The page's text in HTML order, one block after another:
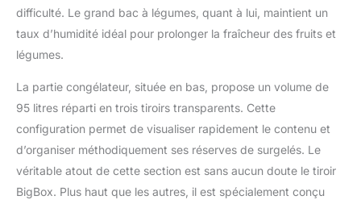
difficulté. Le grand bac à légumes, quant à lui, maintient un
taux d’humidité idéal pour prolonger la fraîcheur des fruits et
légumes.
La partie congélateur, située en bas, propose un volume de
95 litres réparti en trois tiroirs transparents. Cette
configuration permet de visualiser rapidement le contenu et
d’organiser méthodiquement ses réserves de surgelés. Le
véritable atout de cette section est sans aucun doute le tiroir
BigBox. Plus haut que les autres, il est spécialement conçu